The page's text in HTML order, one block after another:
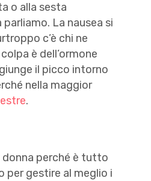
o alla sesta
La nausea si
c’è chi ne
è dell’ormone
il picco intorno
nella maggior
.
perché è tutto
gestire al meglio i